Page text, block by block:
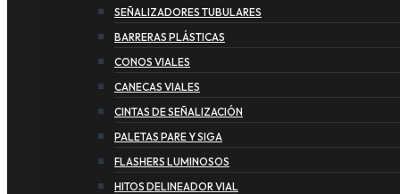
SEÑALIZADORES TUBULARES
BARRERAS PLÁSTICAS
CONOS VIALES
CANECAS VIALES
CINTAS DE SEÑALIZACIÓN
PALETAS PARE Y SIGA
FLASHERS LUMINOSOS
HITOS DELINEADOR VIAL